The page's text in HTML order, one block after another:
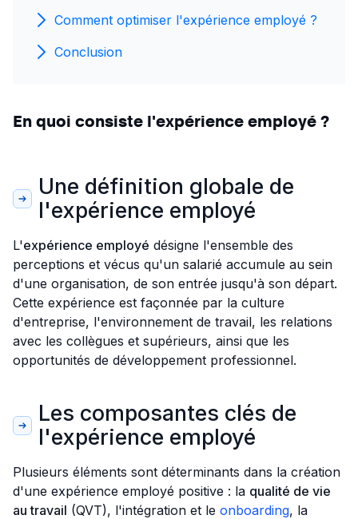
Comment optimiser l'expérience employé ?
Conclusion
En quoi consiste l'expérience employé ?
Une définition globale de
l'expérience employé
L'expérience employé désigne l'ensemble des
perceptions et vécus qu'un salarié accumule au sein
d'une organisation, de son entrée jusqu'à son départ.
Cette expérience est façonnée par la culture
d'entreprise, l'environnement de travail, les relations
avec les collègues et supérieurs, ainsi que les
opportunités de développement professionnel.
Les composantes clés de
l'expérience employé
Plusieurs éléments sont déterminants dans la création
d'une expérience employé positive : la qualité de vie
au travail (QVT), l'intégration et le onboarding, la